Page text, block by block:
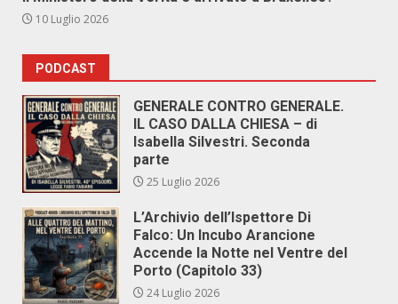
10 Luglio 2026
PODCAST
GENERALE CONTRO GENERALE.
IL CASO DALLA CHIESA – di
Isabella Silvestri. Seconda
parte
25 Luglio 2026
L’Archivio dell’Ispettore Di
Falco: Un Incubo Arancione
Accende la Notte nel Ventre del
Porto (Capitolo 33)
24 Luglio 2026